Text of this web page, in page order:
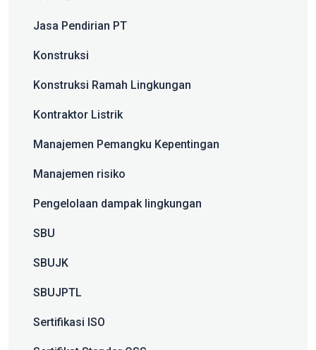
Jasa Pendirian PT
Konstruksi
Konstruksi Ramah Lingkungan
Kontraktor Listrik
Manajemen Pemangku Kepentingan
Manajemen risiko
Pengelolaan dampak lingkungan
SBU
SBUJK
SBUJPTL
Sertifikasi ISO